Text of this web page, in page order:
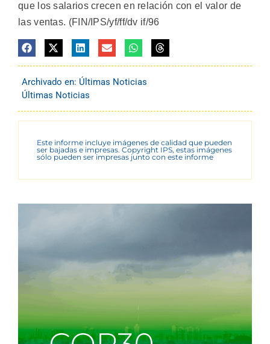
que los salarios crecen en relación con el valor de
las ventas. (FIN/IPS/yf/ff/dv if/96
Archivado en: Últimas Noticias
Últimas Noticias
Este informe incluye imágenes de calidad que pueden
ser bajadas e impresas. Copyright IPS, estas imágenes
sólo pueden ser impresas junto con este informe